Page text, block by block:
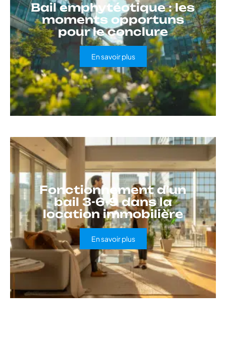
Bail emphytéotique : les
moments opportuns
pour le conclure
En savoir plus
Fonctionnement d’un
bail 3-6-9 dans la
location immobilière
En savoir plus